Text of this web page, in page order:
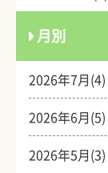
月別
2026年7月(4)
2026年6月(5)
2026年5月(3)